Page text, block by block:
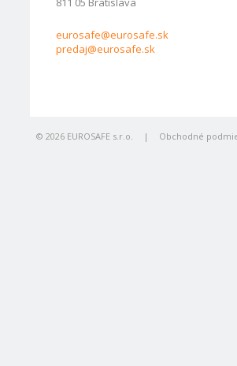
eurosafe@eurosafe.sk
predaj@eurosafe.sk
© 2026 EUROSAFE s.r.o. | Obchodné